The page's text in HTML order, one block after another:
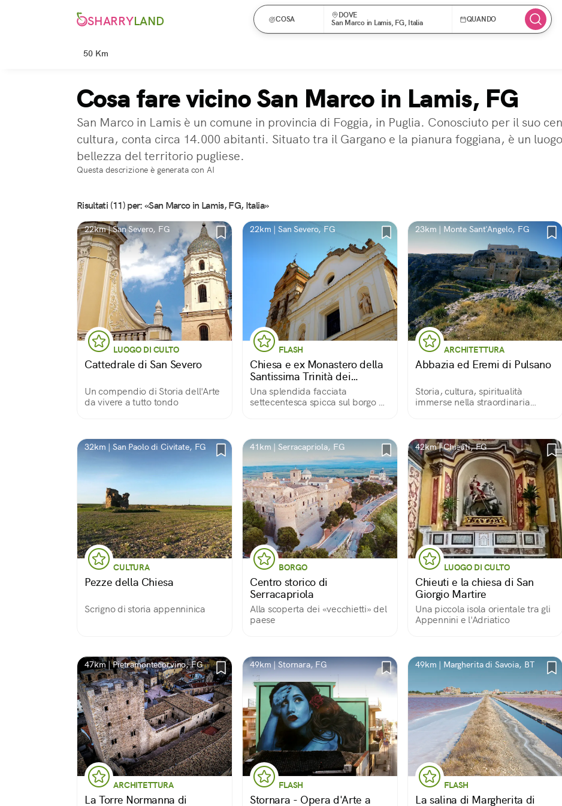
SHARRYLAND COSA
DOVE
San Marco in Lamis, FG, Italia
QUANDO
50 Km
Cosa fare vicino San Marco in Lamis, FG
San Marco in Lamis è un comune in provincia di Foggia, in Puglia. Conosciuto per il suo
cultura, conta circa 14.000 abitanti. Situato tra il Gargano e la pianura foggiana, è un
bellezza del territorio pugliese.
Questa descrizione è generata con AI
Risultati (11) per: «San Marco in Lamis, FG, Italia»
22km | San Severo, FG
LUOGO DI CULTO
Cattedrale di San Severo
Un compendio di Storia dell'Arte
da vivere a tutto tondo
22km | San Severo, FG
FLASH
Chiesa e ex Monastero della
Santissima Trinità dei
Celestini
Una splendida facciata
settecentesca spicca sul borgo di
opere tanto care ai suoi fedeli.
23km | Monte Sant'Angelo, FG
ARCHITETTURA
Abbazia ed Eremi di Pulsano
Storia, cultura, spiritualità
immerse nella straordinaria
32km | San Paolo di Civitate, FG
CULTURA
Pezze della Chiesa
Scrigno di storia appenninica
41km | Serracapriola, FG
BORGO
Centro storico di
Serracapriola
Alla scoperta dei «vecchietti» del
paese
42km | Chieuti, FG
LUOGO DI CULTO
Chieuti e la chiesa di San
Giorgio Martire
Una piccola isola orientale tra gli
Appennini e l'Adriatico
47km | Pietramontecorvino, FG
ARCHITETTURA
La Torre Normanna di
49km | Stornara, FG
FLASH
Stornara - Opera d'Arte a
49km | Margherita di Savoia, BT
FLASH
La salina di Margherita di